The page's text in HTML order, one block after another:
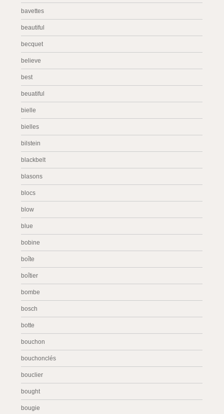
bavettes
beautiful
becquet
believe
best
beuatiful
bielle
bielles
bilstein
blackbelt
blasons
blocs
blow
blue
bobine
boîte
boîtier
bombe
bosch
botte
bouchon
bouchonclés
bouclier
bought
bougie